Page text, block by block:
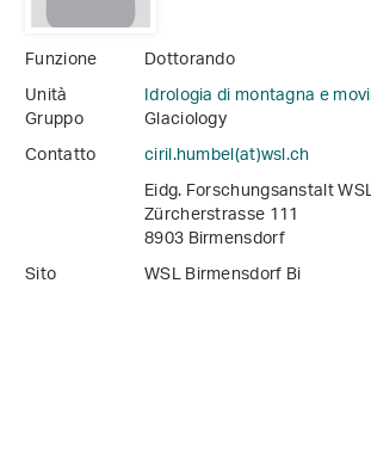
Funzione
Dottorando
Unità
Idrologia di montagna e
Gruppo
Glaciology
Contatto
ciril.humbel(at)wsl.ch
Eidg. Forschungsanstalt
Zürcherstrasse 111
8903 Birmensdorf
Sito
WSL Birmensdorf Bi